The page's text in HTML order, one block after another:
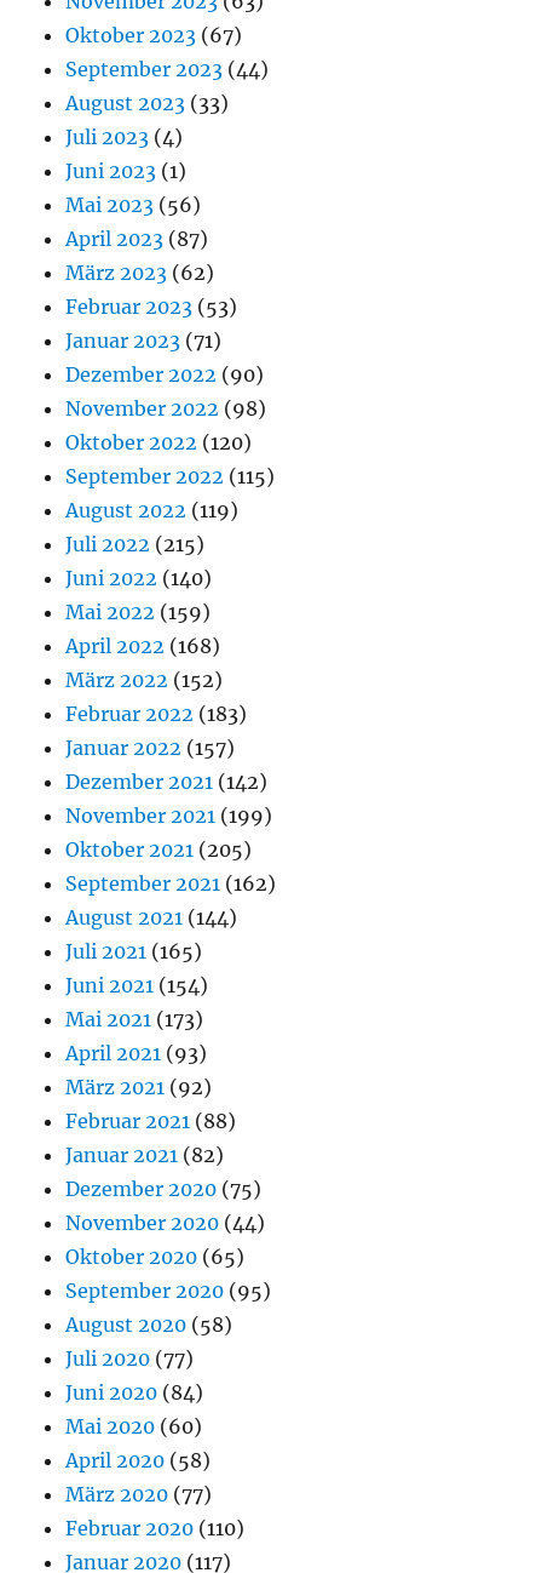
Oktober 2023 (67)
September 2023 (44)
August 2023 (33)
Juli 2023 (4)
Juni 2023 (1)
Mai 2023 (56)
April 2023 (87)
März 2023 (62)
Februar 2023 (53)
Januar 2023 (71)
Dezember 2022 (90)
November 2022 (98)
Oktober 2022 (120)
September 2022 (115)
August 2022 (119)
Juli 2022 (215)
Juni 2022 (140)
Mai 2022 (159)
April 2022 (168)
März 2022 (152)
Februar 2022 (183)
Januar 2022 (157)
Dezember 2021 (142)
November 2021 (199)
Oktober 2021 (205)
September 2021 (162)
August 2021 (144)
Juli 2021 (165)
Juni 2021 (154)
Mai 2021 (173)
April 2021 (93)
März 2021 (92)
Februar 2021 (88)
Januar 2021 (82)
Dezember 2020 (75)
November 2020 (44)
Oktober 2020 (65)
September 2020 (95)
August 2020 (58)
Juli 2020 (77)
Juni 2020 (84)
Mai 2020 (60)
April 2020 (58)
März 2020 (77)
Februar 2020 (110)
Januar 2020 (117)